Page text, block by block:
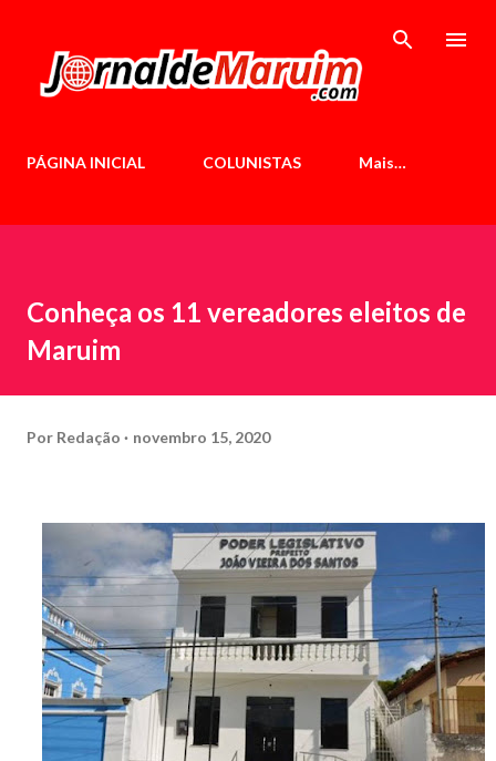
PÁGINA INICIAL COLUNISTAS Mais…
Conheça os 11 vereadores eleitos de
Maruim
Por Redação novembro 15, 2020